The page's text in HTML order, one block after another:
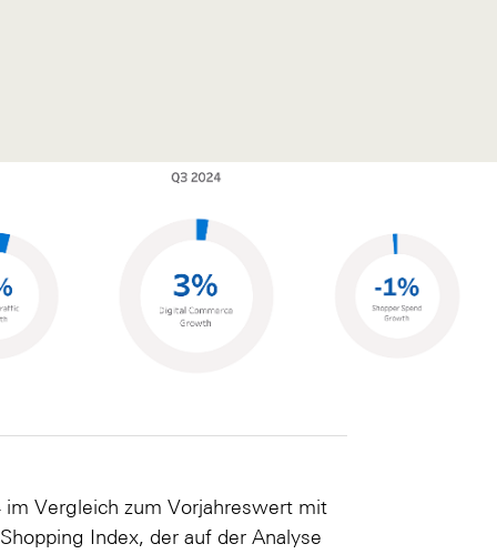
Vergleich zum Vorjahreswert mit
Index, der auf der Analyse